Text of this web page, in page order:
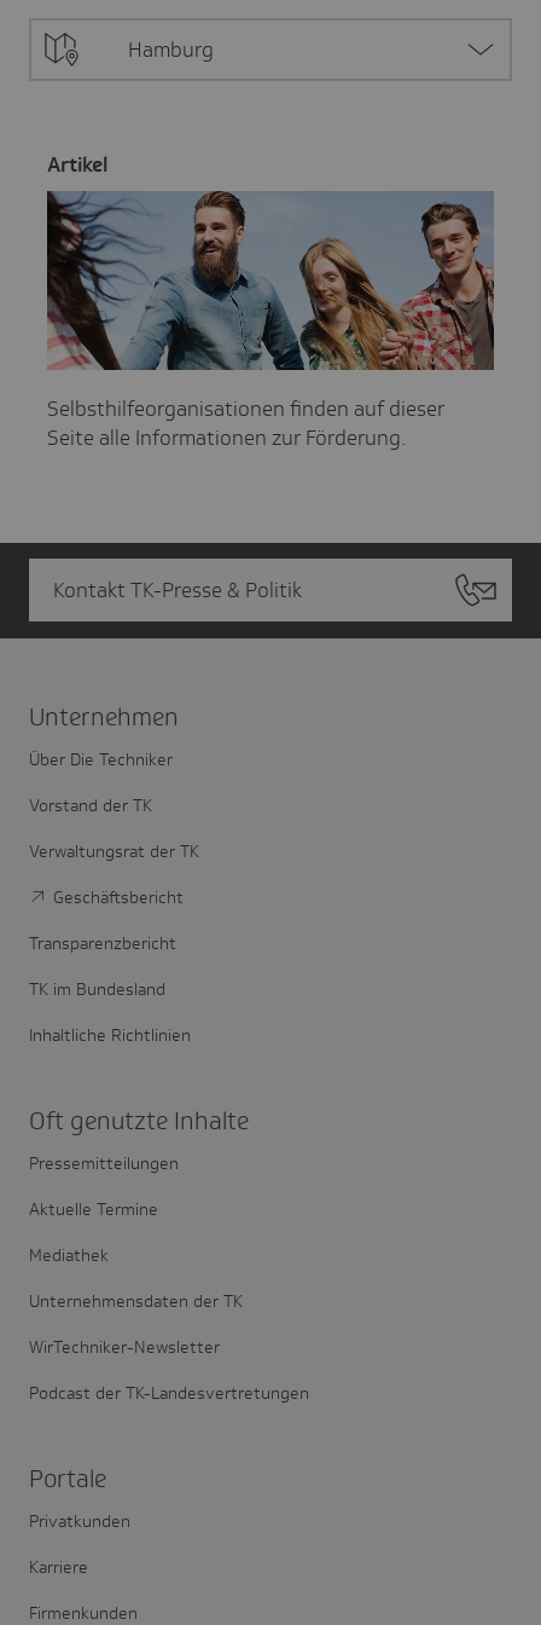
Hamburg
Artikel
Selbsthilfeorganisationen finden auf dieser
Seite alle Informationen zur Förderung.
Kontakt TK-Presse & Politik
Unter­nehmen
Über Die Techniker
Vorstand der TK
Verwaltungsrat der TK
Geschäftsbericht
Transparenzbericht
TK im Bundesland
Inhaltliche Richtlinien
Oft genutzte Inhalte
Pressemitteilungen
Aktuelle Termine
Mediathek
Unternehmensdaten der TK
WirTechniker-Newsletter
Podcast der TK-Landesvertretungen
Portale
Privatkunden
Karriere
Firmenkunden